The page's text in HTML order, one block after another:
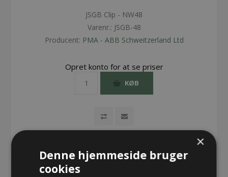
JSGB Clip - NW48
Varenr.: JSGB-48
Producent: PMA - ABB Schweitzerland Ltd
Opret konto for at se priser
KØB
×
Denne hjemmeside bruger
cookies